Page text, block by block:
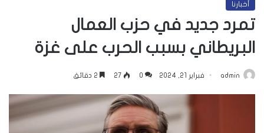
أخبارنا
تمرد جديد في حزب العمال
البريطاني بسبب الحرب على غزة
admin فبراير 21, 2024 0
27